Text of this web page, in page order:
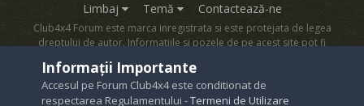
Limbaj Temă Contactează-ne
Club4x4 Forum este marca inregistrata si este protejata de legea
dreptului de autor. Informatiile si pozele de pe acest site pot fi
Powered by Invision Community
Informații Importante
Accesul pe Forum Club4x4 este conditionat de
respectarea Regulamentului -Termeni de Utilizare